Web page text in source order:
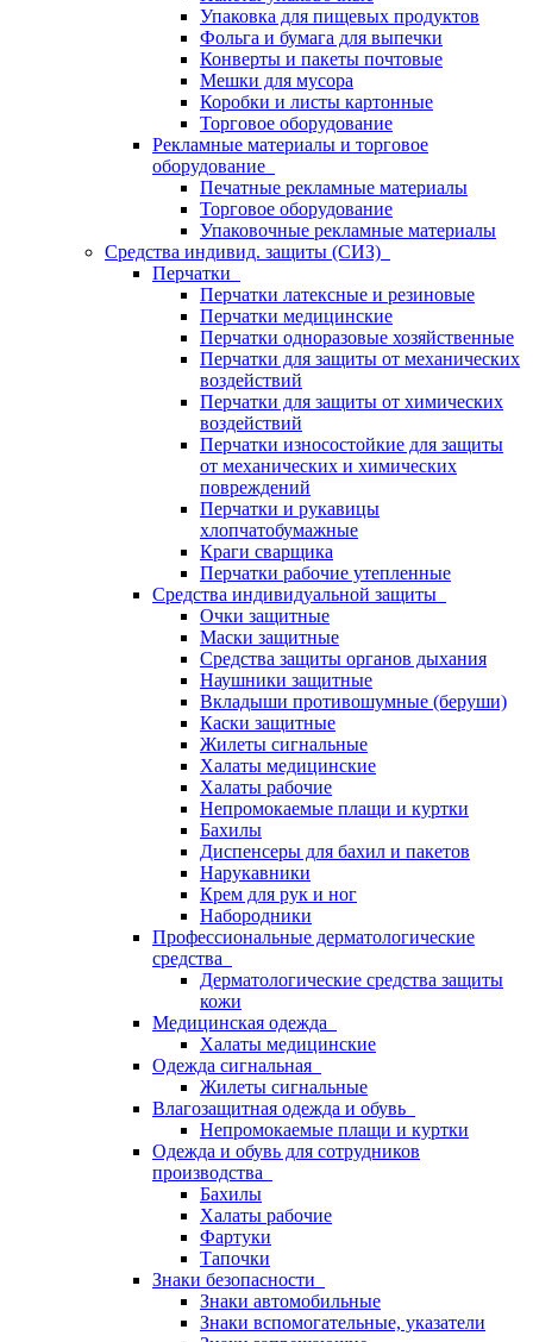
Упаковка для пищевых продуктов
Фольга и бумага для выпечки
Конверты и пакеты почтовые
Мешки для мусора
Коробки и листы картонные
Торговое оборудование
Рекламные материалы и торговое
оборудование
Печатные рекламные материалы
Торговое оборудование
Упаковочные рекламные материалы
Средства индивид. защиты (СИЗ)
Перчатки
Перчатки латексные и резиновые
Перчатки медицинские
Перчатки одноразовые хозяйственные
Перчатки для защиты от механических
воздействий
Перчатки для защиты от химических
воздействий
Перчатки износостойкие для защиты
от механических и химических
повреждений
Перчатки и рукавицы
хлопчатобумажные
Краги сварщика
Перчатки рабочие утепленные
Средства индивидуальной защиты
Очки защитные
Маски защитные
Средства защиты органов дыхания
Наушники защитные
Вкладыши противошумные (беруши)
Каски защитные
Жилеты сигнальные
Халаты медицинские
Халаты рабочие
Непромокаемые плащи и куртки
Бахилы
Диспенсеры для бахил и пакетов
Нарукавники
Крем для рук и ног
Набородники
Профессиональные дерматологические
средства
Дерматологические средства защиты
кожи
Медицинская одежда
Халаты медицинские
Одежда сигнальная
Жилеты сигнальные
Влагозащитная одежда и обувь
Непромокаемые плащи и куртки
Одежда и обувь для сотрудников
производства
Бахилы
Халаты рабочие
Фартуки
Тапочки
Знаки безопасности
Знаки автомобильные
Знаки вспомогательные, указатели